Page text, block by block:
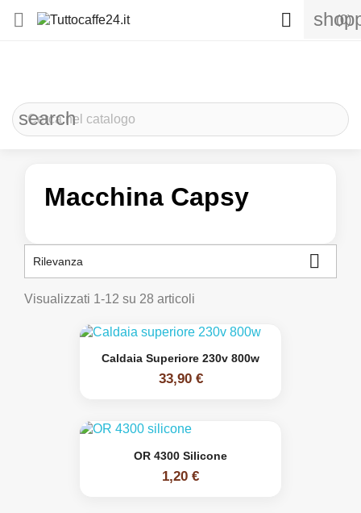
 (0)

search
Macchina Capsy
Rilevanza 
Visualizzati 1-12 su 28 articoli
Caldaia Superiore 230v 800w
33,90 €
OR 4300 Silicone
1,20 €